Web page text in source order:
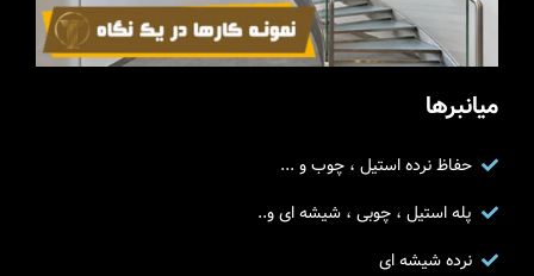
میانبرها
حفاظ نرده استیل ، چوب و ...
پله استیل ، چوبی ، شیشه ای و..
نرده شیشه ای